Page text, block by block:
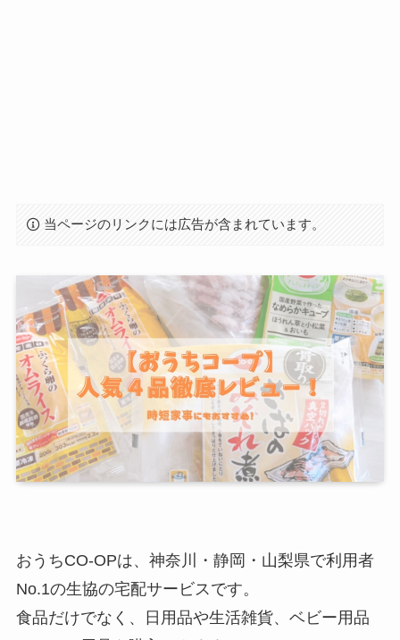
当ページのリンクには広告が含まれています。
おうちCO-OPは、神奈川・静岡・山梨県で利用者
No.1の生協の宅配サービスです。
食品だけでなく、日用品や生活雑貨、ベビー用品